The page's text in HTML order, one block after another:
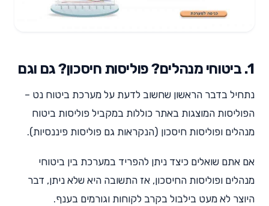
1. ביטוחי מנהלים? פוליסות חיסכון? גם וגם
נתחיל בדבר הראשון שחשוב לדעת על מערכת ביטוח נט –
הפוליסות המוצגות באתר כוללות במקביל פוליסות ביטוח
מנהלים ופוליסות חיסכון (הנקראות גם פוליסות פיננסיות).
אם אתם שואלים כיצד ניתן להפריד במערכת בין ביטוחי
מנהלים ופוליסות החיסכון, אז התשובה היא שלא ניתן, דבר
היוצר לא מעט בילבול בקרב לקוחות וגורמים בענף.